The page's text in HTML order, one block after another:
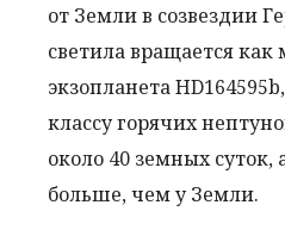
от Земли в созвездии
светила вращается
экзопланета
классу горячих
около 40 земных суток,
больше, чем у Земли.